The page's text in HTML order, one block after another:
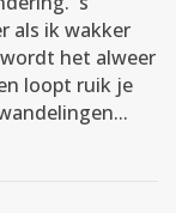
als ik wakker
het alweer
loopt ruik je